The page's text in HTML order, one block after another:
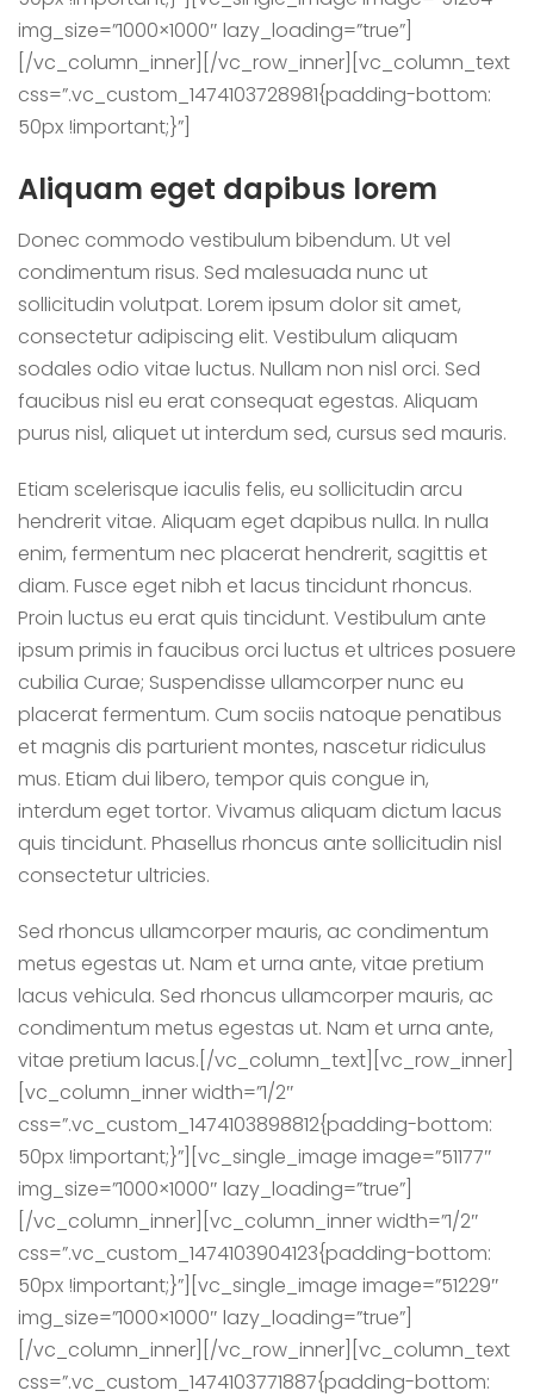
img_size=”1000×1000″ lazy_loading=”true”]
[/vc_column_inner][/vc_row_inner][vc_column_text
css=”.vc_custom_1474103728981{padding-bottom:
50px !important;}”]
Aliquam eget dapibus lorem
Donec commodo vestibulum bibendum. Ut vel
condimentum risus. Sed malesuada nunc ut
sollicitudin volutpat. Lorem ipsum dolor sit amet,
consectetur adipiscing elit. Vestibulum aliquam
sodales odio vitae luctus. Nullam non nisl orci. Sed
faucibus nisl eu erat consequat egestas. Aliquam
purus nisl, aliquet ut interdum sed, cursus sed mauris.
Etiam scelerisque iaculis felis, eu sollicitudin arcu
hendrerit vitae. Aliquam eget dapibus nulla. In nulla
enim, fermentum nec placerat hendrerit, sagittis et
diam. Fusce eget nibh et lacus tincidunt rhoncus.
Proin luctus eu erat quis tincidunt. Vestibulum ante
ipsum primis in faucibus orci luctus et ultrices posuere
cubilia Curae; Suspendisse ullamcorper nunc eu
placerat fermentum. Cum sociis natoque penatibus
et magnis dis parturient montes, nascetur ridiculus
mus. Etiam dui libero, tempor quis congue in,
interdum eget tortor. Vivamus aliquam dictum lacus
quis tincidunt. Phasellus rhoncus ante sollicitudin nisl
consectetur ultricies.
Sed rhoncus ullamcorper mauris, ac condimentum
metus egestas ut. Nam et urna ante, vitae pretium
lacus vehicula. Sed rhoncus ullamcorper mauris, ac
condimentum metus egestas ut. Nam et urna ante,
vitae pretium lacus.[/vc_column_text][vc_row_inner]
[vc_column_inner width=”1/2″
css=”.vc_custom_1474103898812{padding-bottom:
50px !important;}”][vc_single_image image=”51177″
img_size=”1000×1000″ lazy_loading=”true”]
[/vc_column_inner][vc_column_inner width=”1/2″
css=”.vc_custom_1474103904123{padding-bottom:
50px !important;}”][vc_single_image image=”51229″
img_size=”1000×1000″ lazy_loading=”true”]
[/vc_column_inner][/vc_row_inner][vc_column_text
css=”.vc_custom_1474103771887{padding-bottom: